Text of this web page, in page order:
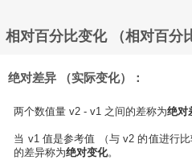
相对百分比变化 （相对百分
绝对差异 （实际变化）：
两个数值量 v2 - v1 之间的差称为绝对
当 v1 值是参考值 （与 v2 的值进行
的差异称为绝对变化。